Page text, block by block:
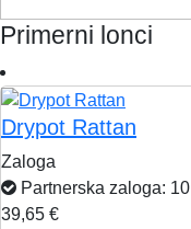
Primerni lonci
Drypot Rattan
Zaloga
Partnerska zaloga: 10
39,65 €